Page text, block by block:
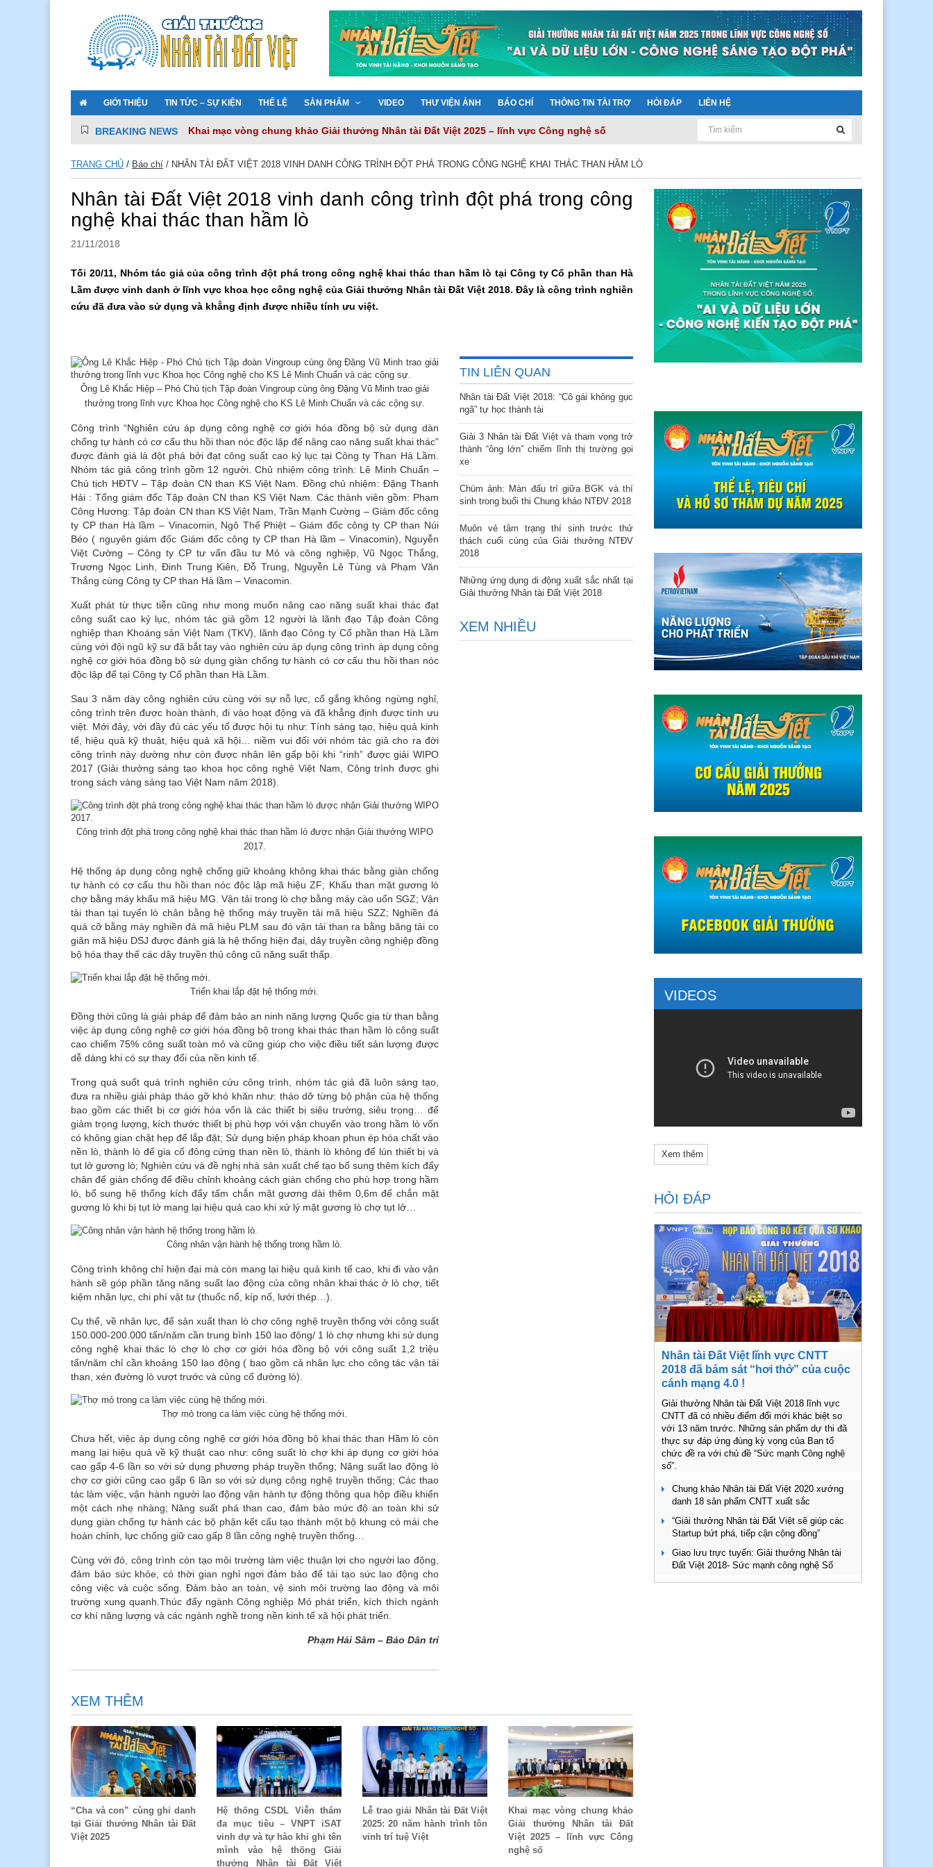
GIỚI THIỆU TIN TỨC – SỰ KIỆN THỂ LỆ SẢN PHẨM VIDEO THƯ VIỆN ẢNH BÁO CHÍ THÔNG TIN TÀI TRỢ HỎI ĐÁP LIÊN HỆ
BREAKING NEWS
Khai mạc vòng chung khảo Giải thưởng Nhân tài Đất Việt 2025 – lĩnh vực Công nghệ số
VNPT – hai thập kỷ đồng hành, kiến tạo sức mạnh Nhân tài Đất Việt
VNPT iKNOW – Trợ lý số kiến tạo nền tảng tri thức thông minh cho chuyển đổi số quốc gia
Camera make in Vietnam giải quyết nỗi lo về bảo mật dữ liệu
TRANG CHỦ / Báo chí / NHÂN TÀI ĐẤT VIỆT 2018 VINH DANH CÔNG TRÌNH ĐỘT PHÁ TRONG CÔNG NGHỆ KHAI THÁC THAN HẦM LÒ
Nhân tài Đất Việt 2018 vinh danh công trình đột phá trong công
nghệ khai thác than hầm lò
21/11/2018
Tối 20/11, Nhóm tác giả của công trình đột phá trong công nghệ khai thác than hầm lò tại Công ty Cổ phần than Hà
Lầm được vinh danh ở lĩnh vực khoa học công nghệ của Giải thưởng Nhân tài Đất Việt 2018. Đây là công trình nghiên
cứu đã đưa vào sử dụng và khẳng định được nhiều tính ưu việt.
Ông Lê Khắc Hiệp – Phó Chủ tịch Tập đoàn Vingroup cùng ông Đặng Vũ Minh trao giải
thưởng trong lĩnh vực Khoa học Công nghệ cho KS Lê Minh Chuẩn và các cộng sự.
Công trình “Nghiên cứu áp dụng công nghệ cơ giới hóa đồng bộ sử dụng dàn
chống tự hành có cơ cấu thu hồi than nóc độc lập để nâng cao năng suất khai thác”
được đánh giá là đột phá bởi đạt công suất cao kỷ lục tại Công ty Than Hà Lầm.
Nhóm tác giả công trình gồm 12 người. Chủ nhiệm công trình: Lê Minh Chuẩn –
Chủ tịch HĐTV – Tập đoàn CN than KS Việt Nam. Đồng chủ nhiệm: Đặng Thanh
Hải : Tổng giám đốc Tập đoàn CN than KS Việt Nam. Các thành viên gồm: Phạm
Công Hương: Tập đoàn CN than KS Việt Nam, Trần Mạnh Cường – Giám đốc công
ty CP than Hà lầm – Vinacomin, Ngô Thế Phiệt – Giám đốc công ty CP than Núi
Béo ( nguyên giám đốc Giám đốc công ty CP than Hà lầm – Vinacomin), Nguyễn
Việt Cường – Công ty CP tư vấn đầu tư Mỏ và công nghiệp, Vũ Ngọc Thắng,
Trương Ngọc Linh, Đinh Trung Kiên, Đỗ Trung, Nguyễn Lê Tùng và Phạm Văn
Thắng cùng Công ty CP than Hà lầm – Vinacomin.
Xuất phát từ thực tiễn cũng như mong muốn nâng cao năng suất khai thác đạt
công suất cao kỷ lục, nhóm tác giả gồm 12 người là lãnh đạo Tập đoàn Công
nghiệp than Khoáng sản Việt Nam (TKV), lãnh đạo Công ty Cổ phần than Hà Lầm
cùng với đội ngũ kỹ sư đã bắt tay vào nghiên cứu áp dụng công trình áp dụng công
nghệ cơ giới hóa đồng bộ sử dụng giàn chống tự hành có cơ cấu thu hồi than nóc
độc lập để tại Công ty Cổ phần than Hà Lầm.
Sau 3 năm dày công nghiên cứu cùng với sự nỗ lực, cố gắng không ngừng nghỉ,
công trình trên được hoàn thành, đi vào hoạt động và đã khẳng định được tính ưu
việt. Mới đây, với đầy đủ các yếu tố được hội tụ như: Tính sáng tạo, hiệu quả kinh
tế, hiệu quả kỹ thuật, hiệu quả xã hội… niềm vui đối với nhóm tác giả cho ra đời
công trình này dường như còn được nhân lên gấp bội khi “rinh” được giải WIPO
2017 (Giải thưởng sáng tạo khoa học công nghệ Việt Nam, Công trình được ghi
trong sách vàng sáng tạo Việt Nam năm 2018).
Công trình đột phá trong công nghệ khai thác than hầm lò được nhận Giải thưởng WIPO
2017.
Hệ thống áp dụng công nghệ chống giữ khoảng không khai thác bằng giàn chống
tự hành có cơ cấu thu hồi than nóc độc lập mã hiệu ZF; Khấu than mặt gương lò
chợ bằng máy khấu mã hiệu MG. Vận tải trong lò chợ bằng máy cào uốn SGZ; Vận
tải than tại tuyến lò chân bằng hệ thống máy truyền tải mã hiệu SZZ; Nghiền đá
quá cỡ bằng máy nghiền đá mã hiệu PLM sau đó vận tải than ra bằng băng tải co
giãn mã hiệu DSJ được đánh giá là hệ thống hiện đại, dây truyền công nghiệp đồng
bộ hóa thay thế các dây truyền thủ công cũ năng suất thấp.
Triển khai lắp đặt hệ thống mới.
Đồng thời cũng là giải pháp để đảm bảo an ninh năng lượng Quốc gia từ than bằng
việc áp dụng công nghệ cơ giới hóa đồng bộ trong khai thác than hầm lò công suất
cao chiếm 75% công suất toàn mỏ và cũng giúp cho việc điều tiết sản lượng được
dễ dàng khi có sự thay đổi của nền kinh tế.
Trong quá suốt quá trình nghiên cứu công trình, nhóm tác giả đã luôn sáng tạo,
đưa ra nhiều giải pháp tháo gỡ khó khăn như: tháo dỡ từng bộ phận của hệ thống
bao gồm các thiết bị cơ giới hóa vốn là các thiết bị siêu trường, siêu trọng… để
giảm trọng lượng, kích thước thiết bị phù hợp với vận chuyển vào trong hầm lò vốn
có không gian chật hẹp để lắp đặt; Sử dụng biện pháp khoan phun ép hóa chất vào
nền lò, thành lò để gia cố đông cứng than nền lò, thành lò không để lún thiết bị và
tụt lở gương lò; Nghiên cứu và đề nghị nhà sản xuất chế tạo bổ sung thêm kích đẩy
chân đế giàn chống để điều chỉnh khoảng cách giàn chống cho phù hợp trong hầm
lò, bổ sung hệ thống kích đẩy tấm chắn mặt gương dài thêm 0,6m để chắn mặt
gương lò khi bị tụt lở mang lại hiệu quả cao khi xử lý mặt gương lò chợ tụt lở…
Công nhân vận hành hệ thống trong hầm lò.
Công trình không chỉ hiện đại mà còn mang lại hiệu quả kinh tế cao, khi đi vào vận
hành sẽ góp phần tăng năng suất lao động của công nhân khai thác ở lò chợ, tiết
kiệm nhân lực, chi phí vật tư (thuốc nổ, kíp nổ, lưới thép…).
Cụ thể, về nhân lực, để sản xuất than lò chợ công nghệ truyền thống với công suất
150.000-200.000 tấn/năm cần trung bình 150 lao động/ 1 lò chợ nhưng khi sử dụng
công nghệ khai thác lò chợ lò chợ cơ giới hóa đồng bộ với công suất 1,2 triệu
tấn/năm chỉ cần khoảng 150 lao động ( bao gồm cả nhân lực cho công tác vận tải
than, xén đường lò vượt trước và củng cố đường lò).
Thợ mỏ trong ca làm việc cùng hệ thống mới.
Chưa hết, việc áp dụng công nghệ cơ giới hóa đồng bộ khai thác than Hầm lò còn
mang lại hiệu quả về kỹ thuật cao như: công suất lò chợ khi áp dụng cơ giới hóa
cao gấp 4-6 lần so với sử dụng phương pháp truyền thống; Năng suất lao động lò
chợ cơ giới cũng cao gấp 6 lần so với sử dụng công nghệ truyền thống; Các thao
tác làm việc, vận hành người lao động vận hành tự động thông qua hộp điều khiển
một cách nhẹ nhàng; Năng suất phá than cao, đảm bảo mức độ an toàn khi sử
dụng giàn chống tự hành các bộ phận kết cấu tạo thành một bộ khung có mái che
hoàn chỉnh, lực chống giữ cao gấp 8 lần công nghệ truyền thống…
Cùng với đó, công trình còn tạo môi trường làm việc thuận lợi cho người lao động,
đảm bảo sức khỏe, có thời gian nghỉ ngơi đảm bảo để tái tạo sức lao động cho
công việc và cuộc sống. Đảm bảo an toàn, vệ sinh môi trường lao động và môi
trường xung quanh.Thúc đẩy ngành Công nghiệp Mỏ phát triển, kích thích ngành
cơ khí năng lượng và các ngành nghề trong nền kinh tế xã hội phát triển.
Phạm Hải Sâm – Báo Dân trí
TIN LIÊN QUAN
Nhân tài Đất Việt 2018: “Cô gái không gục
ngã” tự học thành tài
Giải 3 Nhân tài Đất Việt và tham vọng trở
thành “ông lớn” chiếm lĩnh thị trường gọi
xe
Chùm ảnh: Màn đấu trí giữa BGK và thí
sinh trong buổi thi Chung khảo NTĐV 2018
Muôn vẻ tâm trạng thí sinh trước thử
thách cuối cùng của Giải thưởng NTĐV
2018
Những ứng dụng di động xuất sắc nhất tại
Giải thưởng Nhân tài Đất Việt 2018
XEM NHIỀU
XEM THÊM
“Cha và con” cùng ghi danh
tại Giải thưởng Nhân tài Đất
Việt 2025
Hệ thống CSDL Viễn thám
đa mục tiêu – VNPT iSAT
vinh dự và tự hào khi ghi tên
mình vào hệ thống Giải
thưởng Nhân tài Đất Việt
Lễ trao giải Nhân tài Đất Việt
2025: 20 năm hành trình tôn
vinh trí tuệ Việt
Khai mạc vòng chung khảo
Giải thưởng Nhân tài Đất
Việt 2025 – lĩnh vực Công
nghệ số
VIDEOS
Xem thêm
HỎI ĐÁP
Nhân tài Đất Việt lĩnh vực CNTT
2018 đã bám sát “hơi thở” của cuộc
cánh mạng 4.0 !
Giải thưởng Nhân tài Đất Việt 2018 lĩnh vực
CNTT đã có nhiều điểm đổi mới khác biệt so
với 13 năm trước. Những sản phẩm dự thi đã
thực sự đáp ứng đúng kỳ vọng của Ban tổ
chức đề ra với chủ đề “Sức mạnh Công nghệ
số”.
Chung khảo Nhân tài Đất Việt 2020 xướng
danh 18 sản phẩm CNTT xuất sắc
“Giải thưởng Nhân tài Đất Việt sẽ giúp các
Startup bứt phá, tiếp cận cộng đồng”
Giao lưu trực tuyến: Giải thưởng Nhân tài
Đất Việt 2018- Sức mạnh công nghệ Số